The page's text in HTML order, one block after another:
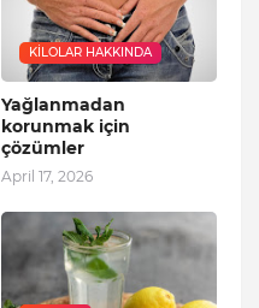
KILOLAR HAKKINDA
Yağlanmadan
korunmak için
çözümler
April 17, 2026